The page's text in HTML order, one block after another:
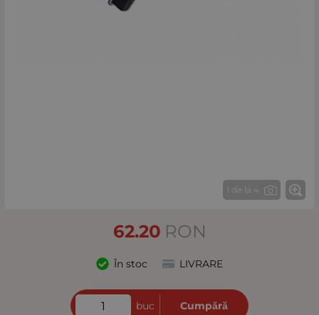
1 de la 4
62.20 RON
În stoc LIVRARE
buc Cumpără